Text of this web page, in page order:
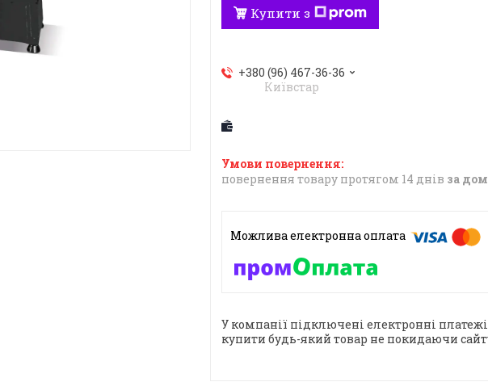
Купити з
+380 (96) 467-36-36
Київстар
повернення товару протягом 14 днів за
У компанії підключені електронні
купити будь-який товар не покидаючи